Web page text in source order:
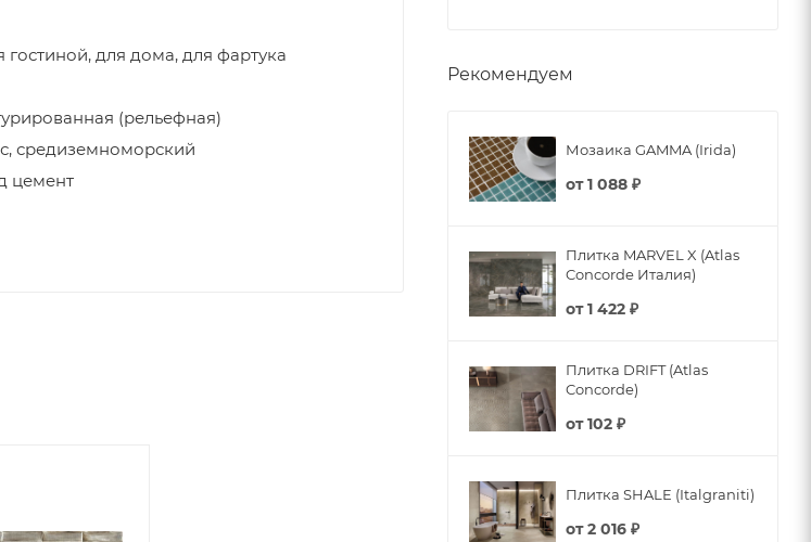
гостиной, для дома, для фартука
(рельефная)
средиземноморский
цемент
Рекомендуем
Мозаика GAMMA (Irida)
от1 088 ₽
Плитка MARVEL X (Atlas
Concorde Италия)
от1 422 ₽
Плитка DRIFT (Atlas
Concorde)
от102 ₽
Плитка SHALE (Italgraniti)
от2 016 ₽